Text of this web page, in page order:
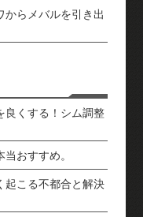
からメバルを引き出
良くする！シム調整
おすすめ。
起こる不都合と解決